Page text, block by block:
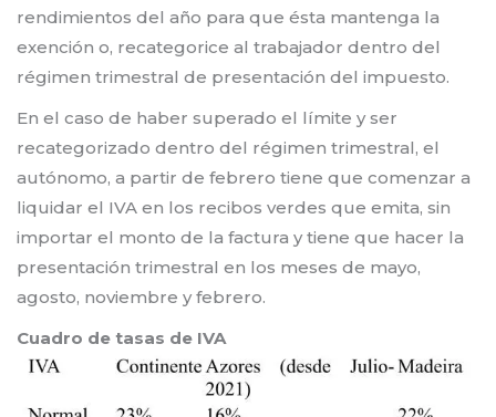
rendimientos del año para que ésta mantenga la
exención o, recategorice al trabajador dentro del
régimen trimestral de presentación del impuesto.
En el caso de haber superado el límite y ser
recategorizado dentro del régimen trimestral, el
autónomo, a partir de febrero tiene que comenzar a
liquidar el IVA en los recibos verdes que emita, sin
importar el monto de la factura y tiene que hacer la
presentación trimestral en los meses de mayo,
agosto, noviembre y febrero.
Cuadro de tasas de IVA